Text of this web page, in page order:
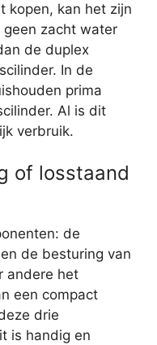
kopen, kan het zijn
zacht water
de duplex
In de
prima
Al is dit
verbruik.
of losstaand
de
de besturing van
andere het
een compact
drie
is handig en